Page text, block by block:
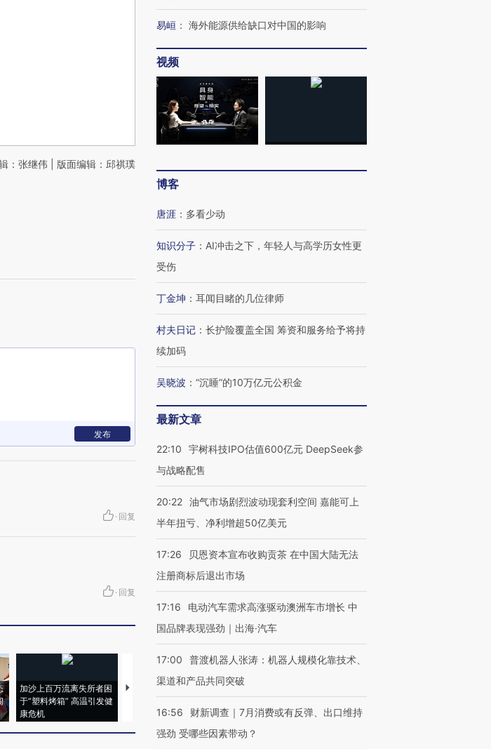
：张继伟 | 版面编辑：邱祺璞
发布
· 回复
· 回复
加沙上百万流离失所者困
于“塑料烤箱” 高温引发健
康危机
视线｜HYROX的吸金
心“花钱找虐”？
马航飞行员跨国走私7万
毒品
育部长拱下台
易峘 ： 海外能源供给缺口对中国的影响
视频
博客
唐涯 ： 多看少动
知识分子 ： AI冲击之下，年轻人与高学历女性更
受伤
丁金坤 ： 耳闻目睹的几位律师
村夫日记 ： 长护险覆盖全国 筹资和服务给予将持
续加码
吴晓波 ： “沉睡”的10万亿元公积金
最新文章
22:10
宇树科技IPO估值600亿元 DeepSeek参
与战略配售
20:22 油气市场剧烈波动现套利空间 嘉能可上
半年扭亏、净利增超50亿美元
17:26
贝恩资本宣布收购贡茶 在中国大陆无法
注册商标后退出市场
17:16
电动汽车需求高涨驱动澳洲车市增长 中
国品牌表现强劲｜出海·汽车
17:00
普渡机器人张涛：机器人规模化靠技术、
渠道和产品共同突破
16:56
财新调查｜7月消费或有反弹、出口维持
强劲 受哪些因素带动？